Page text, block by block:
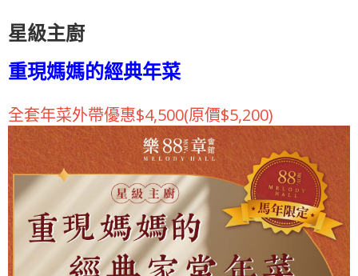
星級主廚
重現媽媽的經典年菜
全套年菜外帶優惠$4,500(原價$5,200)